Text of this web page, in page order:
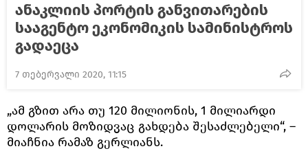
ანაკლიის პორტის განვითარების
სააგენტო ეკონომიკის სამინისტროს
გადაეცა
7 თებერვალი 2020, 11:15
„ამ გზით არა თუ 120 მილიონის, 1 მილიარდი
დოლარის მოზიდვაც გახდება შესაძლებელი“, –
მიაჩნია რამაზ გერლიანს.